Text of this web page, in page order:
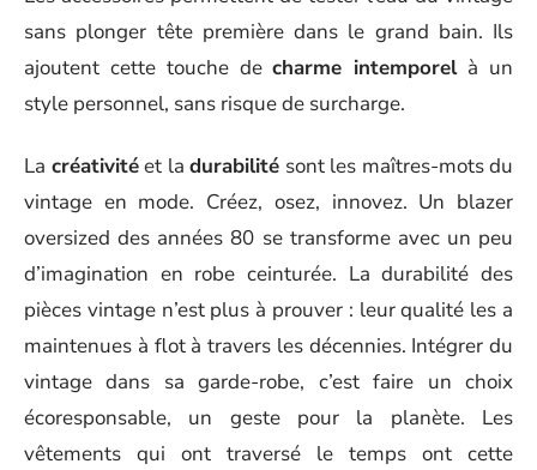
sans plonger tête première dans le grand bain. Ils
ajoutent cette touche decharme intemporelà un
style personnel, sans risque de surcharge.
La créativitéet la durabilité sont les maîtres-mots du
vintage en mode. Créez, osez, innovez. Un blazer
oversized des années 80 se transforme avec un peu
d’imagination en robe ceinturée. La durabilité des
pièces vintage n’est plus à prouver : leur qualité les a
maintenues à flot à travers les décennies. Intégrer du
vintage dans sa garde-robe, c’est faire un choix
écoresponsable, un geste pour la planète. Les
vêtements qui ont traversé le temps ont cette